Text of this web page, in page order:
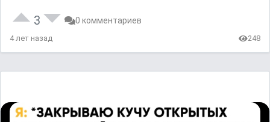
3 0 комментариев
4 лет назад 248